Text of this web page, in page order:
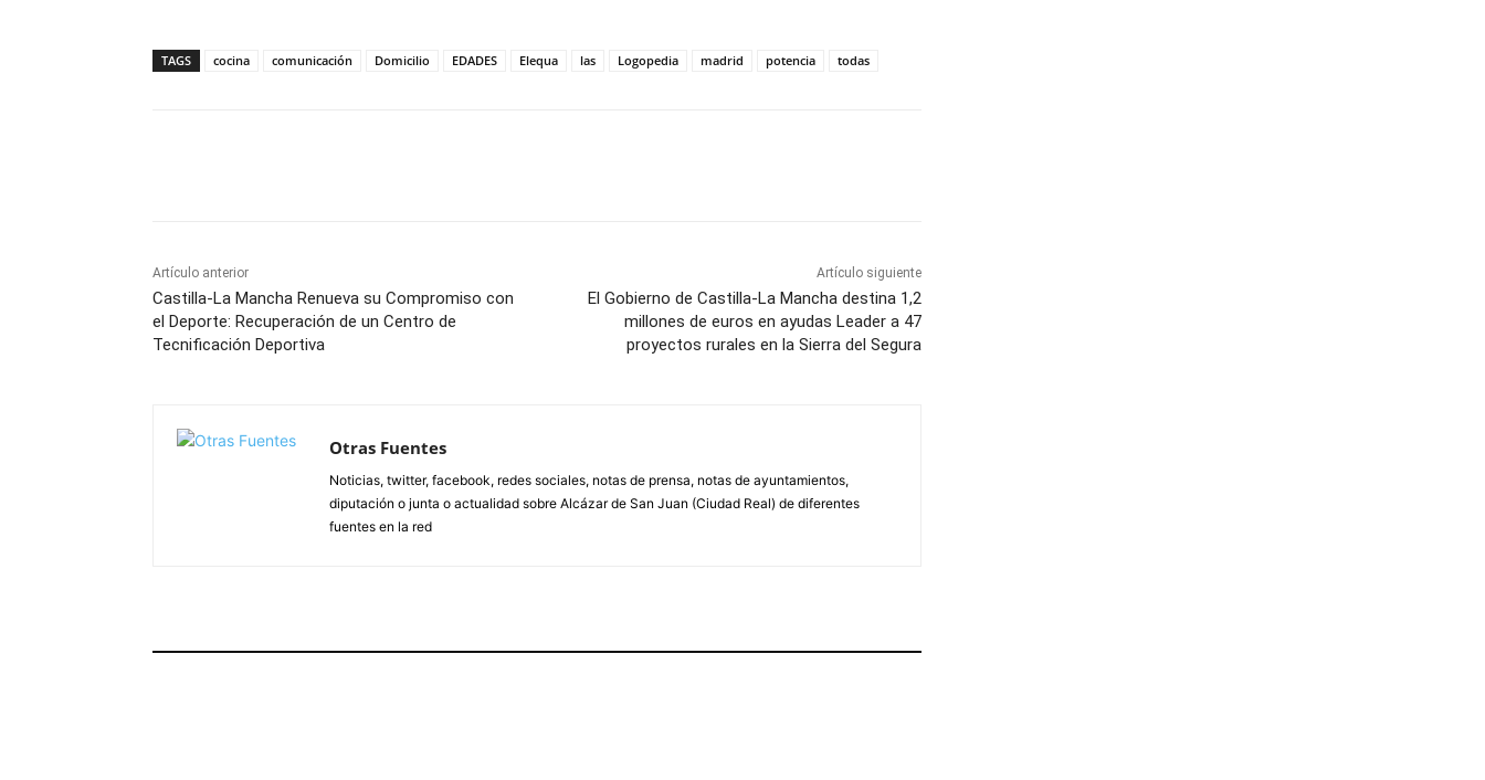
TAGS cocina comunicación Domicilio EDADES Elequa las Logopedia madrid potencia todas
Artículo anterior
Castilla-La Mancha Renueva su Compromiso con
el Deporte: Recuperación de un Centro de
Tecnificación Deportiva
Artículo siguiente
El Gobierno de Castilla-La Mancha destina 1,2
millones de euros en ayudas Leader a 47
proyectos rurales en la Sierra del Segura
Otras Fuentes
Noticias, twitter, facebook, redes sociales, notas de prensa, notas de ayuntamientos,
diputación o junta o actualidad sobre Alcázar de San Juan (Ciudad Real) de diferentes
fuentes en la red